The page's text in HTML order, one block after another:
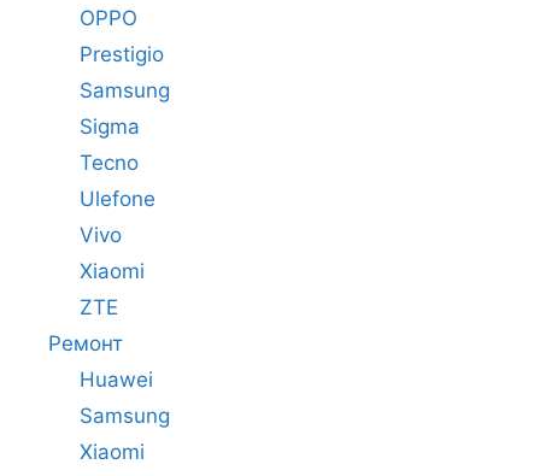
OPPO
Prestigio
Samsung
Sigma
Tecno
Ulefone
Vivo
Xiaomi
ZTE
Ремонт
Huawei
Samsung
Xiaomi